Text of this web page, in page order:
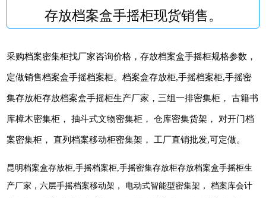
存放档案盒手摇柜现货销售。
采购档案密集柜找厂家咨询价格，存放档案盒手摇柜规格参数，
定做销售档案盒手摇档案柜。档案盒存放柜,手摇档案柜,手摇密
集存放柜存放档案盒手摇柜生产厂家，三组一排密集柜， 古籍书
库樟木密集柜， 抽斗式文物密集柜， 仓库密集货架， 对开门档
案密集柜， 直列档案移动柜密集架， 工厂直销批发,可定做。
昆明档案盒存放柜,手摇档案柜,手摇密集存放柜存放档案盒手摇柜生
产厂家，六层手摇档案移动架， 电动式智能型密集架， 档案库会计